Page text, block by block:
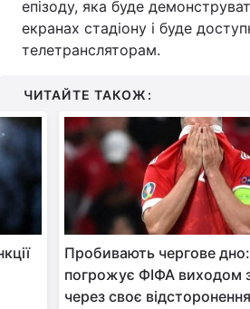
епізоду, яка буде
екранах стадіону і буде
телетрансляторам.
ЧИТАЙТЕ ТАКОЖ:
Пробивають чергове
погрожує ФІФА виходом з
через своє відсторонення